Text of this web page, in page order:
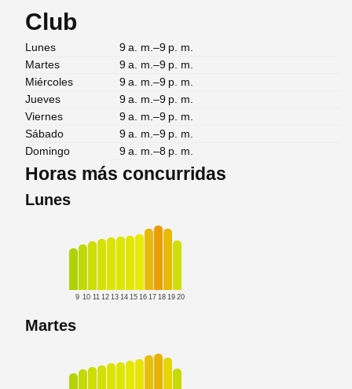
Club
Lunes
9 a. m.–9 p. m.
Martes
9 a. m.–9 p. m.
Miércoles
9 a. m.–9 p. m.
Jueves
9 a. m.–9 p. m.
Viernes
9 a. m.–9 p. m.
Sábado
9 a. m.–9 p. m.
Domingo
9 a. m.–8 p. m.
Horas más concurridas
Lunes
9 10 11 12 13 14 15 16 17 18 19 20
Martes